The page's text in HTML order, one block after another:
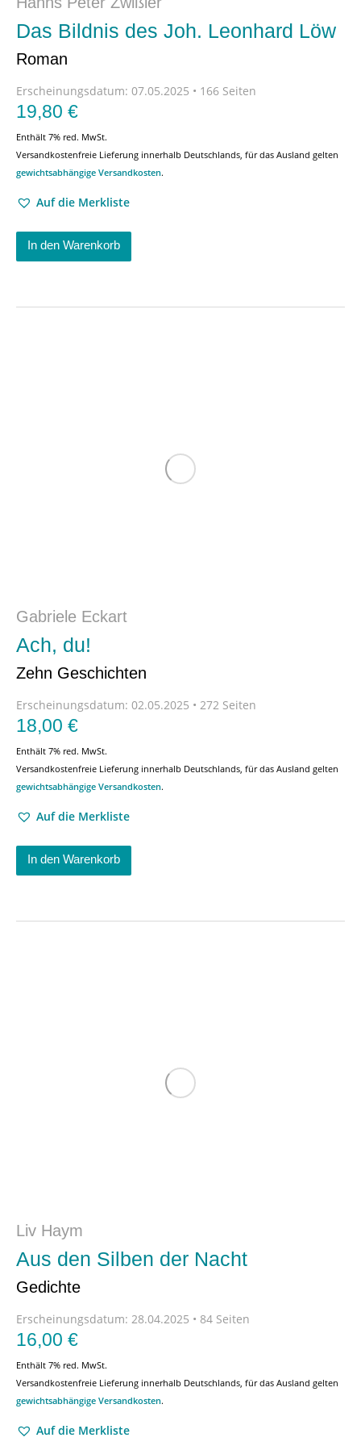
Das Bildnis des Joh. Leonhard Löw
Roman
Erscheinungsdatum: 07.05.2025 • 166 Seiten
19,80 €
Enthält 7% red. MwSt.
Versandkostenfreie Lieferung innerhalb Deutschlands, für das Ausland gelten
gewichtsabhängige Versandkosten.
Auf die Merkliste
In den Warenkorb
Gabriele Eckart
Ach, du!
Zehn Geschichten
Erscheinungsdatum: 02.05.2025 • 272 Seiten
18,00 €
Enthält 7% red. MwSt.
Versandkostenfreie Lieferung innerhalb Deutschlands, für das Ausland gelten
gewichtsabhängige Versandkosten.
Auf die Merkliste
In den Warenkorb
Liv Haym
Aus den Silben der Nacht
Gedichte
Erscheinungsdatum: 28.04.2025 • 84 Seiten
16,00 €
Enthält 7% red. MwSt.
Versandkostenfreie Lieferung innerhalb Deutschlands, für das Ausland gelten
gewichtsabhängige Versandkosten.
Auf die Merkliste